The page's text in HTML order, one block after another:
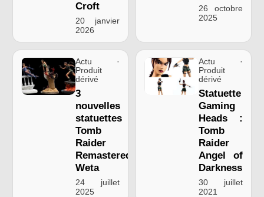
Croft
20 janvier
2026
26 octobre
2025
Actu ·
Produit
dérivé
3
nouvelles
statuettes
Tomb
Raider
Remastered
Weta
24 juillet
2025
Actu ·
Produit
dérivé
Statuette
Gaming
Heads :
Tomb
Raider
Angel of
Darkness
30 juillet
2021